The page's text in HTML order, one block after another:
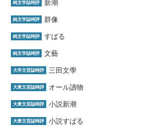
純文学誌時評 新潮
純文学誌時評 群像
純文学誌時評 すばる
純文学誌時評 文藝
大学文芸誌時評 三田文學
大衆文芸誌時評 オール讀物
大衆文芸誌時評 小説新潮
大衆文芸誌時評 小説すばる